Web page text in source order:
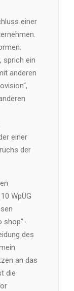
einer
sprich ein
anderen
einer
der
WpÜG
shop“-
des
an das
die